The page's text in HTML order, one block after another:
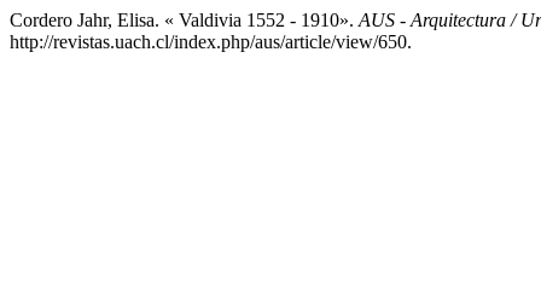
Cordero Jahr, Elisa. « Valdivia 1552 - 1910». AUS - Arquitectura /
http://revistas.uach.cl/index.php/aus/article/view/650.